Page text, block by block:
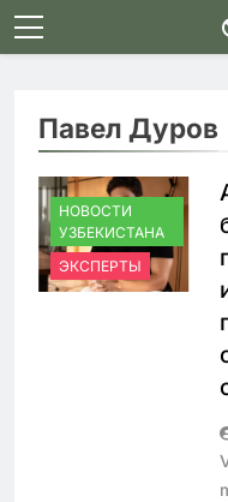
Skip
to
Павел Дуров
НОВОСТИ
УЗБЕКИСТАНА
ЭКСПЕРТЫ